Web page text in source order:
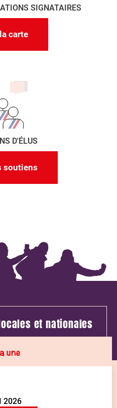
SIGNATAIRES
carte
D'ÉLUS
soutiens
et nationales
une
2026